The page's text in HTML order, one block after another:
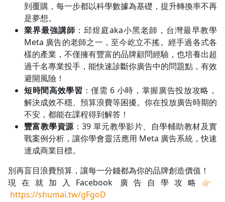
到覆購，每一步都以科學數據為基礎，提升轉換率不再
是夢想。
業界最強講師 ：邱煜庭aka小黑老師，台灣最早教學
Meta 廣告的老師之一，至今屹立不搖。經手過各式各
樣的產業，不僅擁有豐富的品牌顧問經驗，也培養出超
過千名專業投手，能快速診斷你廣告中的問題點，有效
避開風險！
短時間高效學習 ：僅需 6 小時，掌握廣告投放攻略，
解決成效不穩、預算浪費等困擾。你在投放廣告時期的
不安，都能在課程得到解答！
豐富教學資源：39 單元教學影片、自學輔助教材及實
戰案例分析，讓你學會靈活應用 Meta 廣告系統，快速
達成商業目標。
別再盲目浪費預算，讓每一分錢都為你的品牌創造價值！
現在就加入Facebook 廣告自學攻略👉🏻
https://shumai.tw/gFgoD